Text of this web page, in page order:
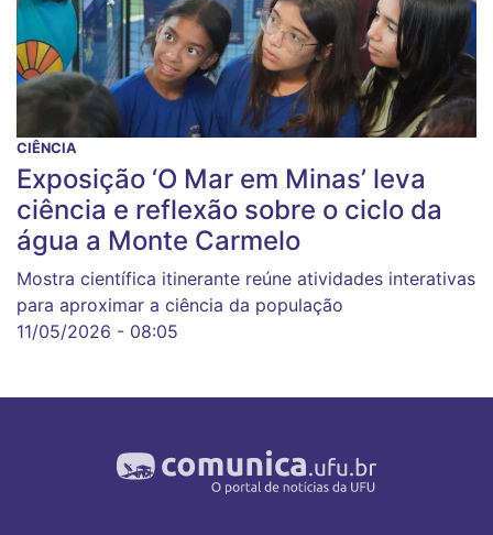
CIÊNCIA
Exposição ‘O Mar em Minas’ leva
ciência e reflexão sobre o ciclo da
água a Monte Carmelo
Mostra científica itinerante reúne atividades interativas
para aproximar a ciência da população
11/05/2026 - 08:05